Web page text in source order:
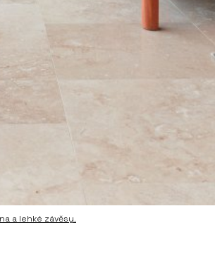
a lehké závěsy.